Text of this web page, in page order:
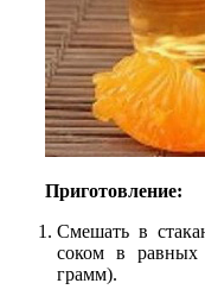
Приготовление:
Смешать в
соком в равных
грамм).